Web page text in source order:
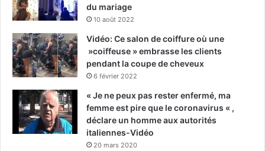
du mariage
10 août 2022
Vidéo: Ce salon de coiffure où une
»coiffeuse » embrasse les clients
pendant la coupe de cheveux
6 février 2022
« Je ne peux pas rester enfermé, ma
femme est pire que le coronavirus « ,
déclare un homme aux autorités
italiennes-Vidéo
20 mars 2020